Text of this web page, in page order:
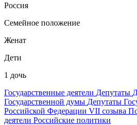
Россия
Семейное положение
Женат
Дети
1 дочь
Государственные деятели Депутаты
Государственной думы Депутаты
Российской Федерации VII созыва
деятели Российские политики